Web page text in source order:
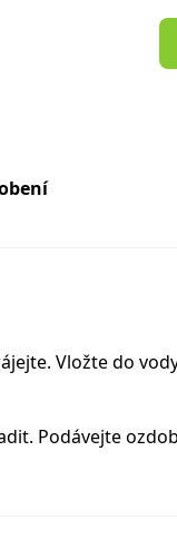
Vložte do
Podávejte